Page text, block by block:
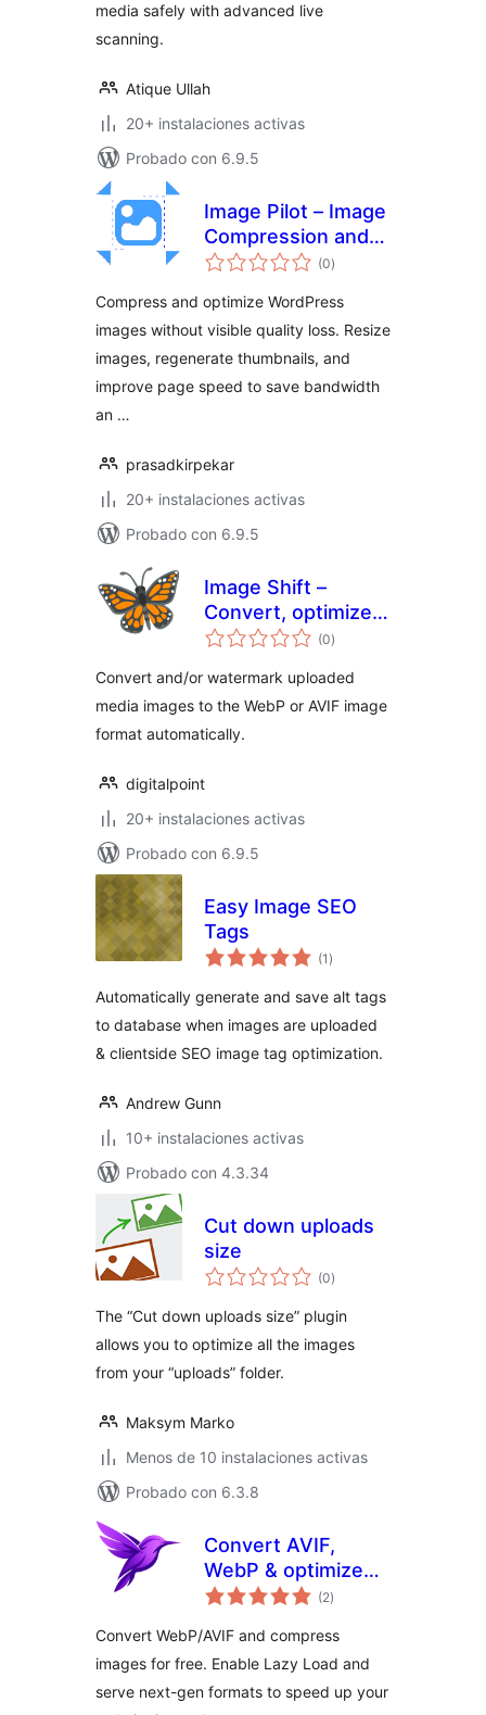
media safely with advanced live
scanning.
Atique Ullah
20+ instalaciones activas
Probado con 6.9.5
Image Pilot – Image
Compression and
Optimization for
(0total
de
)
Compress and optimize WordPress
images without visible quality loss. Resize
images, regenerate thumbnails, and
improve page speed to save bandwidth
an …
prasadkirpekar
20+ instalaciones activas
Probado con 6.9.5
Image Shift –
Convert, optimize
and watermark
images
(0total
de
)
Convert and/or watermark uploaded
media images to the WebP or AVIF image
format automatically.
digitalpoint
20+ instalaciones activas
Probado con 6.9.5
Easy Image SEO
Tags
(1 total
de
)
Automatically generate and save alt tags
to database when images are uploaded
& clientside SEO image tag optimization.
Andrew Gunn
10+ instalaciones activas
Probado con 4.3.34
Cut down uploads
size
(0total
de
)
The “Cut down uploads size” plugin
allows you to optimize all the images
from your “uploads” folder.
Maksym Marko
Menos de 10 instalaciones activas
Probado con 6.3.8
Convert AVIF,
WebP & optimize
images – Pixy
(2total
de
)
Convert WebP/AVIF and compress
images for free. Enable Lazy Load and
serve next-gen formats to speed up your